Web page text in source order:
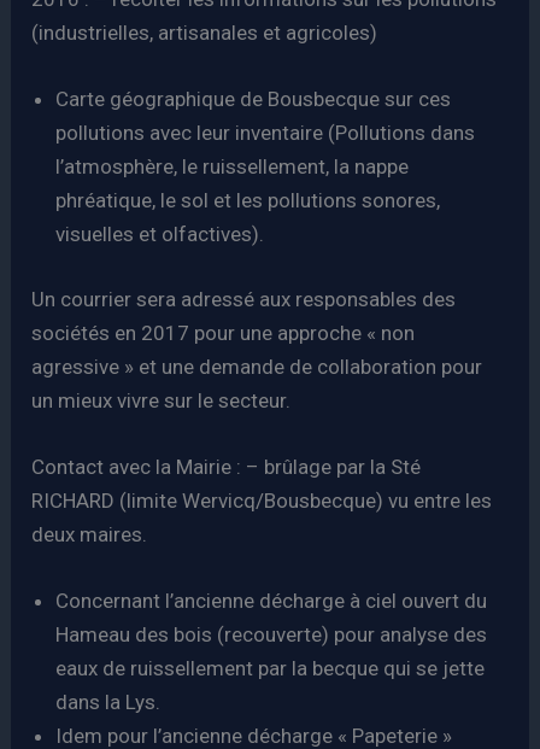
(industrielles, artisanales et agricoles)
Carte géographique de Bousbecque sur ces
pollutions avec leur inventaire (Pollutions dans
l’atmosphère, le ruissellement, la nappe
phréatique, le sol et les pollutions sonores,
visuelles et olfactives).
Un courrier sera adressé aux responsables des
sociétés en 2017 pour une approche « non
agressive » et une demande de collaboration pour
un mieux vivre sur le secteur.
Contact avec la Mairie : – brûlage par la Sté
RICHARD (limite Wervicq/Bousbecque) vu entre les
deux maires.
Concernant l’ancienne décharge à ciel ouvert du
Hameau des bois (recouverte) pour analyse des
eaux de ruissellement par la becque qui se jette
dans la Lys.
Idem pour l’ancienne décharge « Papeterie »